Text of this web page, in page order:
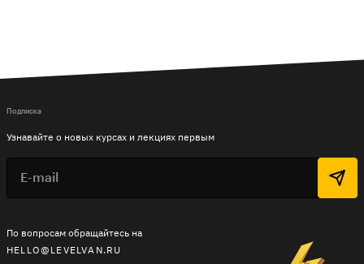
По вопросам обращайтесь на
HELLO@LEVELVAN.RU
Подписка
Узнавайте о новых курсах и лекциях первым